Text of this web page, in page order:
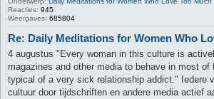
Reacties: 945
Weergaves: 685804
Re: Daily Meditations for Women Who
4 augustus "Every woman in this culture is
magazines and other media to behave in most of
typical of a very sick relationship addict." Iedere
cultuur door tijdschriften en andere media actief